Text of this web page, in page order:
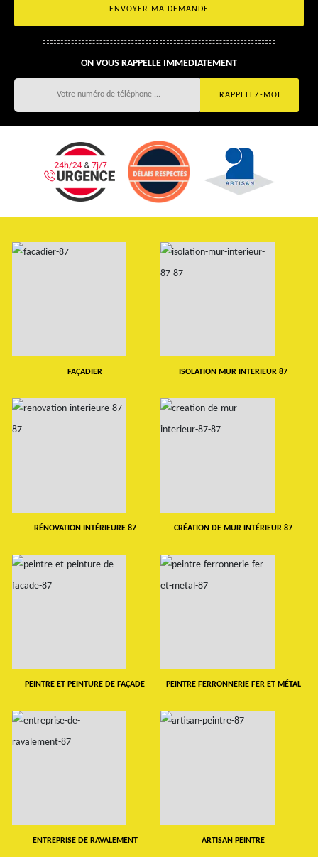
ON VOUS RAPPELLE IMMEDIATEMENT
FAÇADIER ISOLATION MUR INTERIEUR 87
RÉNOVATION INTÉRIEURE 87 CRÉATION DE MUR INTÉRIEUR 87
PEINTRE ET PEINTURE DE FAÇADE PEINTRE FERRONNERIE FER ET MÉTAL
ENTREPRISE DE RAVALEMENT ARTISAN PEINTRE